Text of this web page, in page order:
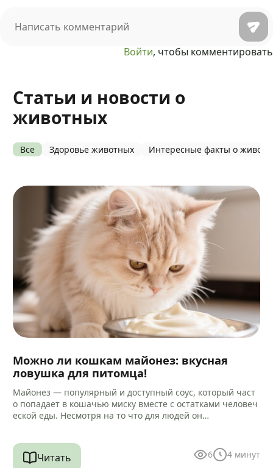
Войти, чтобы комментировать
Статьи и новости о
животных
Все Здоровье животных Интересные факты о
Можно ли кошкам майонез: вкусная
ловушка для питомца!
Майонез — популярный и доступный соус, который част
о попадает в кошачью миску вместе с остатками человеч
еской еды. Несмотря на то что для людей он…
Читать 6 4 минут